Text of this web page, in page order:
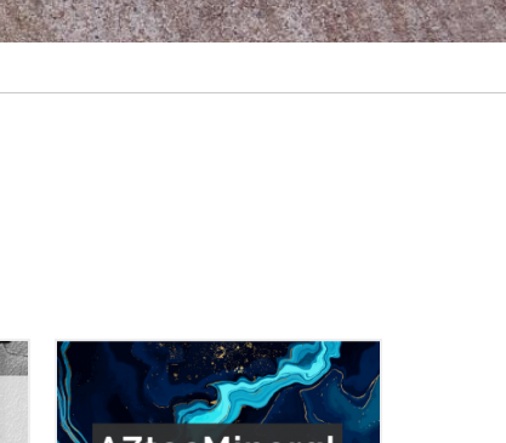
AZtecMineral是功能强大的自动化矿
物解离分析解决方案。它利用多功能
的扫描电镜进行矿物表征，并且为金
属回收以及矿物产率的表征提供重要